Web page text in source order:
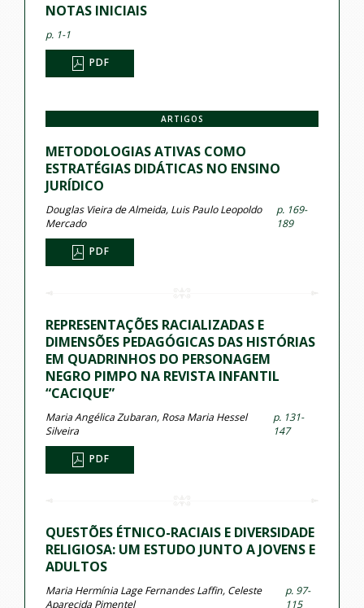
NOTAS INICIAIS
p. 1-1
PDF
ARTIGOS
METODOLOGIAS ATIVAS COMO
ESTRATÉGIAS DIDÁTICAS NO ENSINO
JURÍDICO
Douglas Vieira de Almeida, Luis Paulo Leopoldo
Mercado
p. 169-
189
PDF
REPRESENTAÇÕES RACIALIZADAS E
DIMENSÕES PEDAGÓGICAS DAS HISTÓRIAS
EM QUADRINHOS DO PERSONAGEM
NEGRO PIMPO NA REVISTA INFANTIL
“CACIQUE”
Maria Angélica Zubaran, Rosa Maria Hessel
Silveira
p. 131-
147
PDF
QUESTÕES ÉTNICO-RACIAIS E DIVERSIDADE
RELIGIOSA: UM ESTUDO JUNTO A JOVENS E
ADULTOS
Maria Hermínia Lage Fernandes Laffin, Celeste
Aparecida Pimentel
p. 97-
115